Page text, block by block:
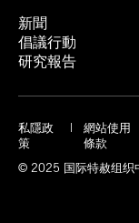
新聞
倡議行動
研究報告
私隱政
策
網站使用
條款
© 2025 国际特赦组织